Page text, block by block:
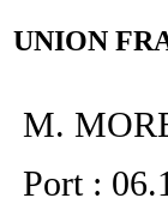
UNION
M.
Port :